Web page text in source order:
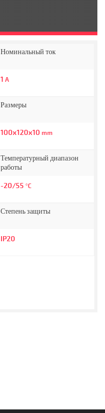
Номинальный ток
1 A
Размеры
100x120x10 mm
Температурный диапазон
работы
-20/55 °C
Степень защиты
IP20